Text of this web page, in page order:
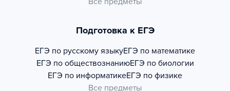
Подготовка к ЕГЭ
ЕГЭ по русскому языкуЕГЭ по математике
ЕГЭ по обществознаниюЕГЭ по биологии
ЕГЭ по информатикеЕГЭ по физике
Все предметы